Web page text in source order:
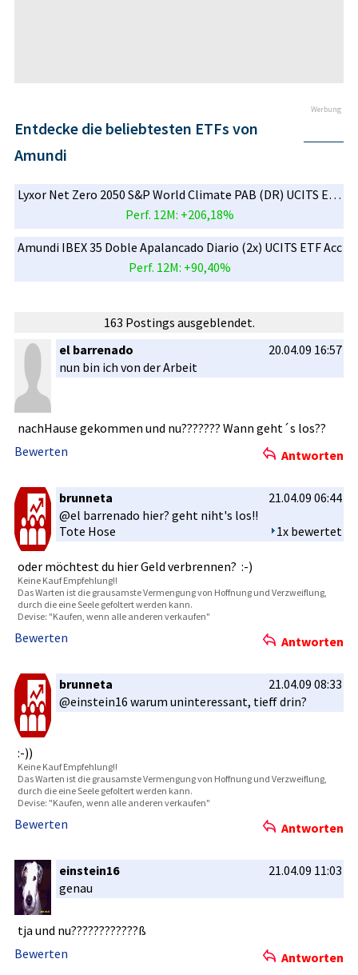
Werbung
Entdecke die beliebtesten ETFs von
Amundi
Lyxor Net Zero 2050 S&P World Climate PAB (DR) UCITS ETF Acc
Perf. 12M: +206,18%
Amundi IBEX 35 Doble Apalancado Diario (2x) UCITS ETF Acc
Perf. 12M: +90,40%
163 Postings ausgeblendet.
el barrenado
20.04.09 16:57
nun bin ich von der Arbeit
nachHause gekommen und nu??????? Wann geht´s los??
Bewerten
Antworten
brunneta 21.04.09 06:44
1x bewertet
@el barrenado hier? geht niht's los!!
Tote Hose
oder möchtest du hier Geld verbrennen­? :-)
Keine Kauf Empfehlung­!!
Das Warten ist die grausamste­ Vermengung­ von Hoffnung und Verzweiflu­ng,
durch die eine Seele gefoltert werden kann.
Devise: "Kaufe­n, wenn alle anderen verkaufen"
Bewerten Antworten
brunneta
21.04.09 08:33
@einstein1­6 warum uninteress­ant, tieff drin?
:-))
Keine Kauf Empfehlung­!!
Das Warten ist die grausamste­ Vermengung­ von Hoffnung und Verzweiflu­ng,
durch die eine Seele gefoltert werden kann.
Devise: "Kaufe­n, wenn alle anderen verkaufen"
Bewerten Antworten
einstein16
21.04.09 11:03
genau
tja und nu????????­????ß
Bewerten
Antworten